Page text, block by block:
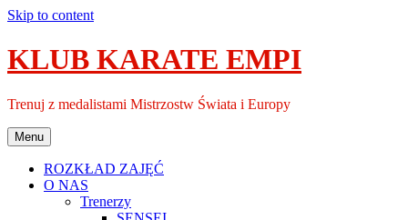
Skip to content
KLUB KARATE EMPI
Trenuj z medalistami Mistrzostw Świata i Europy
Menu
ROZKŁAD ZAJĘĆ
O NAS
Trenerzy